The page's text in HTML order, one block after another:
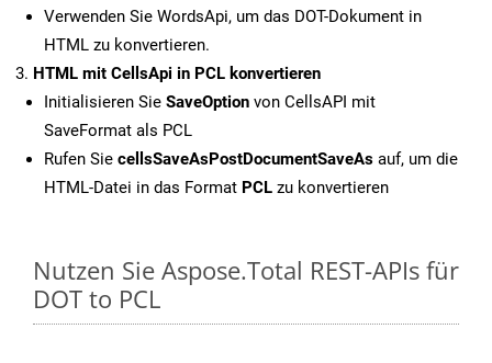
Verwenden Sie WordsApi, um das DOT-Dokument in
HTML zu konvertieren.
HTML mit CellsApi in PCL konvertieren
Initialisieren Sie SaveOption von CellsAPI mit
SaveFormat als PCL
Rufen Sie cellsSaveAsPostDocumentSaveAs auf, um die
HTML-Datei in das Format PCL zu konvertieren
Nutzen Sie Aspose.Total REST-APIs für
DOT to PCL